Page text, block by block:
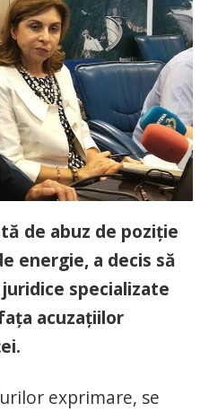
de abuz de poziţie
energie, a decis să
specializate
acuzaţiilor
exprimare, se